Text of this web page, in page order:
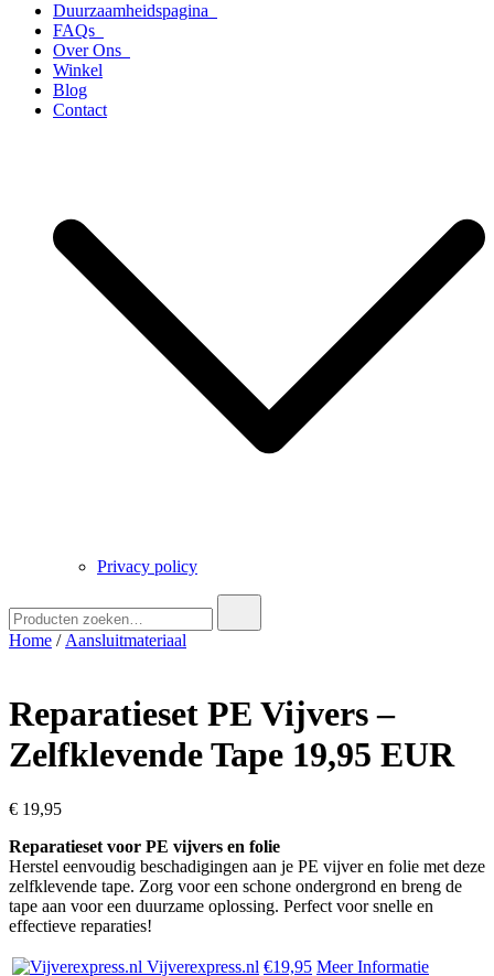
Duurzaamheidspagina
FAQs
Over Ons
Winkel
Blog
Contact
Privacy policy
naar:
Home / Aansluitmateriaal
Reparatieset PE Vijvers –
Zelfklevende Tape 19,95 EUR
€ 19,95
Reparatieset voor PE vijvers en folie
Herstel eenvoudig beschadigingen aan je PE vijver en folie met deze
zelfklevende tape. Zorg voor een schone ondergrond en breng de
tape aan voor een duurzame oplossing. Perfect voor snelle en
effectieve reparaties!
Vijverexpress.nl €19,95 Meer Informatie